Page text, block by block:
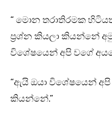
“ මොන තරාතිරමක
ප්‍රශ්න කියලා කියන්නේ
විශේෂයෙන් අපි වගේ
“ඇයි ඔයා විශේෂයෙන්
කියන්නේ.”